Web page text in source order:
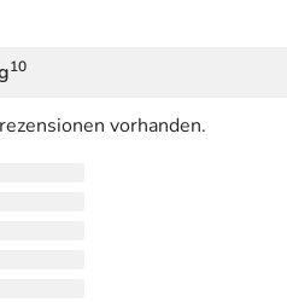
10
vorhanden.